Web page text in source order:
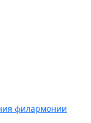
филармонии